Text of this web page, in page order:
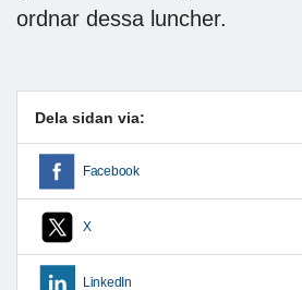
ordnar dessa luncher.
Dela sidan via:
Facebook
X
LinkedIn